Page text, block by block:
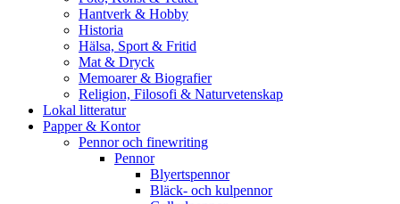
Hantverk & Hobby
Historia
Hälsa, Sport & Fritid
Mat & Dryck
Memoarer & Biografier
Religion, Filosofi & Naturvetenskap
Lokal litteratur
Papper & Kontor
Pennor och finewriting
Pennor
Blyertspennor
Bläck- och kulpennor